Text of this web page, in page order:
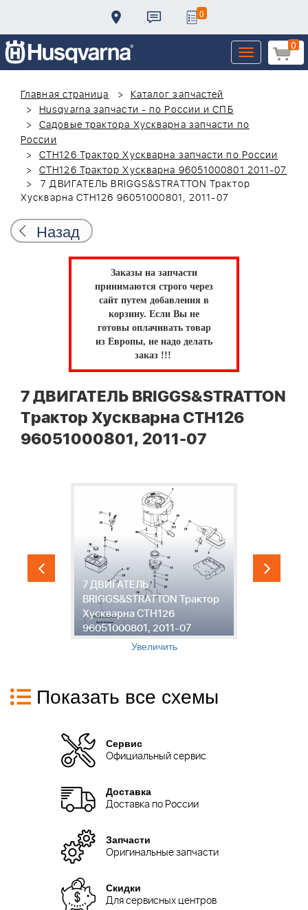
0
0
Toggle
navigation
Главная страница
Каталог запчастей
Husqvarna запчасти - по России и СПБ
Садовые трактора Хускварна запчасти по
России
CTH126 Трактор Хускварна запчасти по России
CTH126 Трактор Хускварна 96051000801 2011-07
7 ДВИГАТЕЛЬ BRIGGS&STRATTON Трактор
Хускварна CTH126 96051000801, 2011-07
Назад
Заказы на запчасти
принимаются строго через
сайт путем добавления в
корзину. Если Вы не
готовы оплачивать товар
из Европы, не надо делать
заказ !!!
7 ДВИГАТЕЛЬ BRIGGS&STRATTON
Трактор Хускварна CTH126
96051000801, 2011-07
7 ДВИГАТЕЛЬ
BRIGGS&STRATTON Трактор
Хускварна CTH126
96051000801, 2011-07
Увеличить
Показать все схемы
Сервис
Официальный сервис
Доставка
Доставка по России
Запчасти
Оригинальные запчасти
Скидки
Для сервисных центров